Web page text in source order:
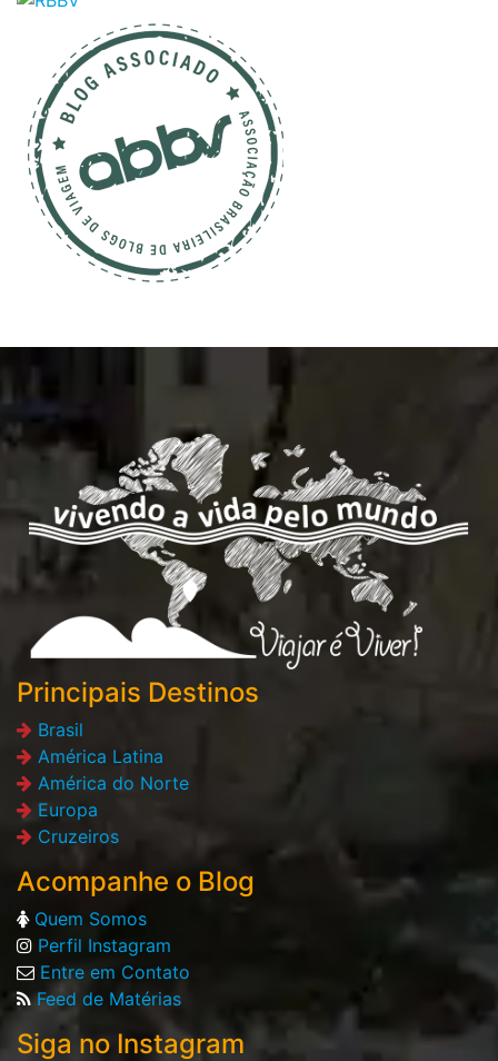
Principais Destinos
Brasil
América Latina
América do Norte
Europa
Cruzeiros
Acompanhe o Blog
Quem Somos
Perfil Instagram
Entre em Contato
Feed de Matérias
Siga no Instagram